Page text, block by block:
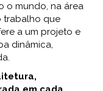
o mundo, na área
trabalho que
a um projeto e
dinâmica,